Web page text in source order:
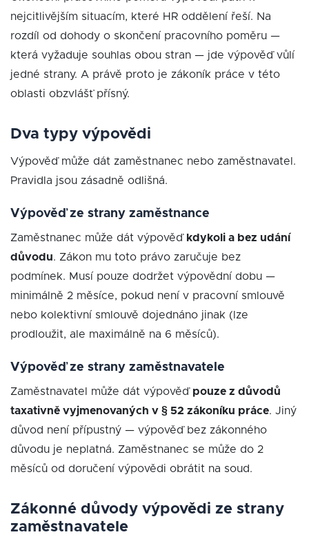
nejcitlivějším situacím, které HR oddělení řeší. Na
rozdíl od dohody o skončení pracovního poměru —
která vyžaduje souhlas obou stran — jde výpověď vůlí
jedné strany. A právě proto je zákoník práce v této
oblasti obzvlášť přísný.
Dva typy výpovědi
Výpověď může dát zaměstnanec nebo zaměstnavatel.
Pravidla jsou zásadně odlišná.
Výpověď ze strany zaměstnance
Zaměstnanec může dát výpověď kdykoli a bez udání
důvodu. Zákon mu toto právo zaručuje bez
podmínek. Musí pouze dodržet výpovědní dobu —
minimálně 2 měsíce, pokud není v pracovní smlouvě
nebo kolektivní smlouvě dojednáno jinak (lze
prodloužit, ale maximálně na 6 měsíců).
Výpověď ze strany zaměstnavatele
Zaměstnavatel může dát výpověď pouze z důvodů
taxativně vyjmenovaných v § 52 zákoníku práce. Jiný
důvod není přípustný — výpověď bez zákonného
důvodu je neplatná. Zaměstnanec se může do 2
měsíců od doručení výpovědi obrátit na soud.
Zákonné důvody výpovědi ze strany
zaměstnavatele